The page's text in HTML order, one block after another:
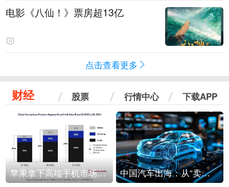
电影《八仙！》票房超13亿
点击查看更多
财经 股票 行情中心 下载APP
苹果拿下高端手机市场65%的份额：iPhone 17系列功不可没 中国汽车出海：从“卖出去”到“走进去”